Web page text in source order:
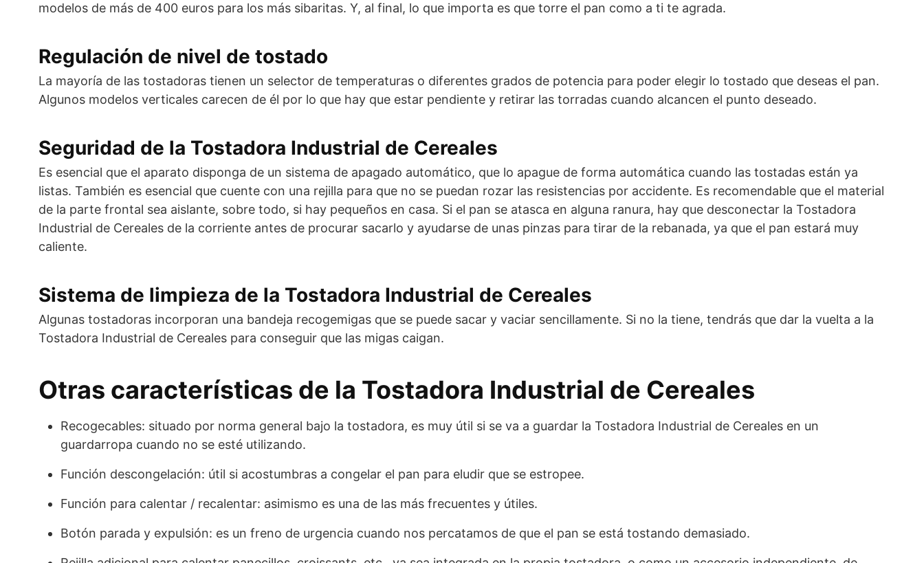
modelos de más de 400 euros para los más sibaritas. Y, al final, lo que importa es que torre el pan como a ti te agrada.
Regulación de nivel de tostado
La mayoría de las tostadoras tienen un selector de temperaturas o diferentes grados de potencia para poder elegir lo tostado que deseas el pan.
Algunos modelos verticales carecen de él por lo que hay que estar pendiente y retirar las torradas cuando alcancen el punto deseado.
Seguridad de la Tostadora Industrial de Cereales
Es esencial que el aparato disponga de un sistema de apagado automático, que lo apague de forma automática cuando las tostadas están ya
listas. También es esencial que cuente con una rejilla para que no se puedan rozar las resistencias por accidente. Es recomendable que el material
de la parte frontal sea aislante, sobre todo, si hay pequeños en casa. Si el pan se atasca en alguna ranura, hay que desconectar la Tostadora
Industrial de Cereales de la corriente antes de procurar sacarlo y ayudarse de unas pinzas para tirar de la rebanada, ya que el pan estará muy
caliente.
Sistema de limpieza de la Tostadora Industrial de Cereales
Algunas tostadoras incorporan una bandeja recogemigas que se puede sacar y vaciar sencillamente. Si no la tiene, tendrás que dar la vuelta a la
Tostadora Industrial de Cereales para conseguir que las migas caigan.
Otras características de la Tostadora Industrial de Cereales
Recogecables: situado por norma general bajo la tostadora, es muy útil si se va a guardar la Tostadora Industrial de Cereales en un
guardarropa cuando no se esté utilizando.
Función descongelación: útil si acostumbras a congelar el pan para eludir que se estropee.
Función para calentar / recalentar: asimismo es una de las más frecuentes y útiles.
Botón parada y expulsión: es un freno de urgencia cuando nos percatamos de que el pan se está tostando demasiado.